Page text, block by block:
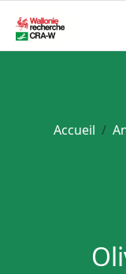
Accueil